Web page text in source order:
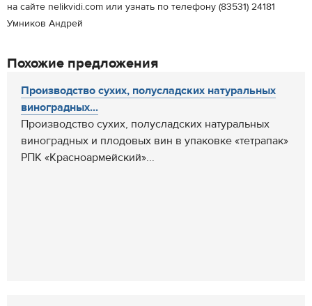
на сайте nelikvidi.com или узнать по телефону (83531) 24181
Умников Андрей
Похожие предложения
Производство сухих, полусладских натуральных
виноградных...
Производство сухих, полусладских натуральных
виноградных и плодовых вин в упаковке «тетрапак»
РПК «Красноармейский»...